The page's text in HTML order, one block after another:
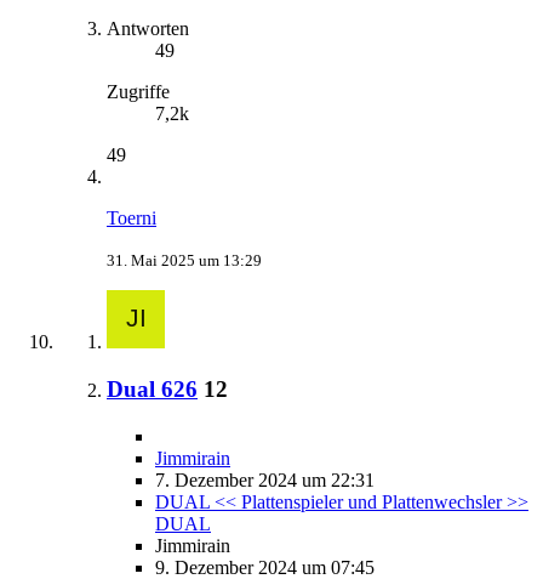
Antworten
49
Zugriffe
7,2k
49
Toerni
31. Mai 2025 um 13:29
Dual 626 12
Jimmirain
7. Dezember 2024 um 22:31
DUAL << Plattenspieler und Plattenwechsler >>
DUAL
Jimmirain
9. Dezember 2024 um 07:45